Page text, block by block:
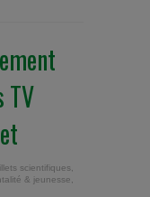
TV
scientifiques
& jeunesse